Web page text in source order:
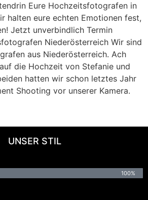
Eure Hochzeitsfotografen in
halten eure echten Emotionen fest,
Jetzt unverbindlich Termin
Niederösterreich Wir sind
aus Niederösterreich. Ach
die Hochzeit von Stefanie und
hatten wir schon letztes Jahr
Shooting vor unserer Kamera.
UNSER STIL
100%